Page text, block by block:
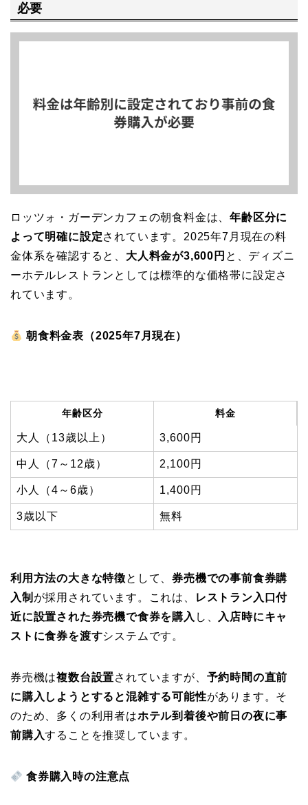
必要
ロッツォ・ガーデンカフェの朝食料金は、年齢区分に
よって明確に設定されています。2025年7月現在の料
金体系を確認すると、 大人料金が3,600円 と、ディズニ
ーホテルレストランとしては標準的な価格帯に設定さ
れています。
朝食料金表（2025年7月現在）
年齢区分 料金
大人（13歳以上） 3,600円
中人（7～12歳） 2,100円
小人（4～6歳） 1,400円
3歳以下 無料
利用方法の大きな特徴として、券売機での事前食券購
入制 が採用されています。これは、
レストラン入口付
近に設置された券売機で食券を購入 し、
入店時にキャ
ストに食券を渡すシステムです。
券売機は複数台設置されていますが、 予約時間の直前
に購入しようとすると混雑する可能性があります。そ
のため、多くの利用者はホテル到着後や前日の夜に事
前購入することを推奨しています。
食券購入時の注意点